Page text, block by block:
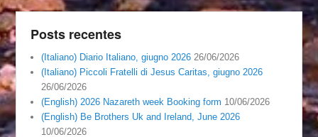
Posts recentes
(Italiano) Diario Italiano, giugno 2026 26/06/2026
(Italiano) Piccoli Fratelli di Jesus Caritas, giugno 2026
26/06/2026
(English) 2026 Nazareth week Booking form 10/06/2026
(English) Be Brothers Uk and Ireland, June 2026
10/06/2026